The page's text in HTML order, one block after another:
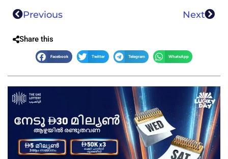
Previous Next
Share this
Facebook Twitter Telegram WhatsApp